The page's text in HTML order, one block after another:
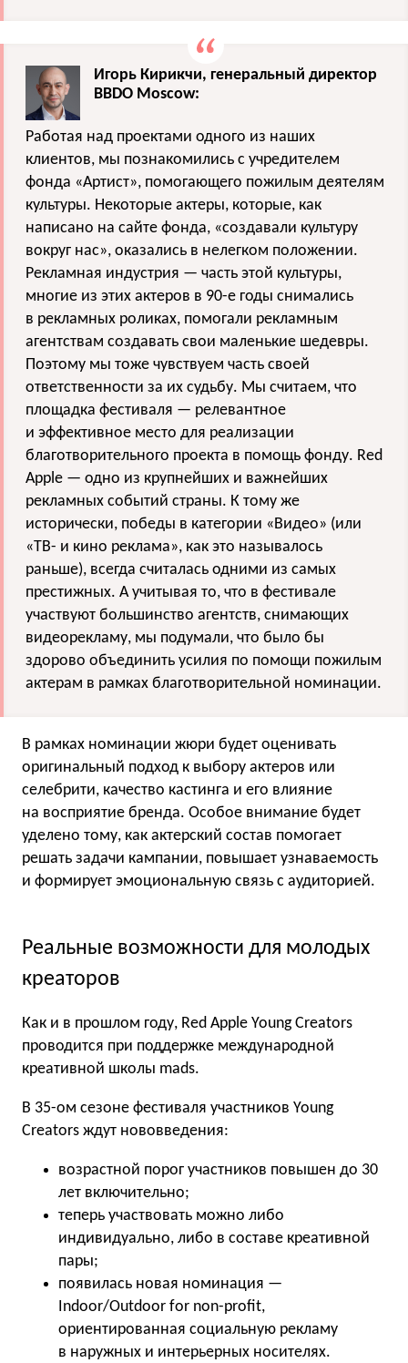
Игорь Кирикчи, генеральный директор
BBDO Moscow:
Работая над проектами одного из наших
клиентов, мы познакомились с учредителем
фонда «Артист», помогающего пожилым деятелям
культуры. Некоторые актеры, которые, как
написано на сайте фонда, «создавали культуру
вокруг нас», оказались в нелегком положении.
Рекламная индустрия — часть этой культуры,
многие из этих актеров в 90-е годы снимались
в рекламных роликах, помогали рекламным
агентствам создавать свои маленькие шедевры.
Поэтому мы тоже чувствуем часть своей
ответственности за их судьбу. Мы считаем, что
площадка фестиваля — релевантное
и эффективное место для реализации
благотворительного проекта в помощь фонду. Red
Apple — одно из крупнейших и важнейших
рекламных событий страны. К тому же
исторически, победы в категории «Видео» (или
«ТВ- и кино реклама», как это называлось
раньше), всегда считалась одними из самых
престижных. А учитывая то, что в фестивале
участвуют большинство агентств, снимающих
видеорекламу, мы подумали, что было бы
здорово объединить усилия по помощи пожилым
актерам в рамках благотворительной номинации.
В рамках номинации жюри будет оценивать
оригинальный подход к выбору актеров или
селебрити, качество кастинга и его влияние
на восприятие бренда. Особое внимание будет
уделено тому, как актерский состав помогает
решать задачи кампании, повышает узнаваемость
и формирует эмоциональную связь с аудиторией.
Реальные возможности для молодых
креаторов
Как и в прошлом году, Red Apple Young Creators
проводится при поддержке международной
креативной школы mads.
В 35-ом сезоне фестиваля участников Young
Creators ждут нововведения:
возрастной порог участников повышен до 30
лет включительно;
теперь участвовать можно либо
индивидуально, либо в составе креативной
пары;
появилась новая номинация —
Indoor/Outdoor for non-profit,
ориентированная социальную рекламу
в наружных и интерьерных носителях.